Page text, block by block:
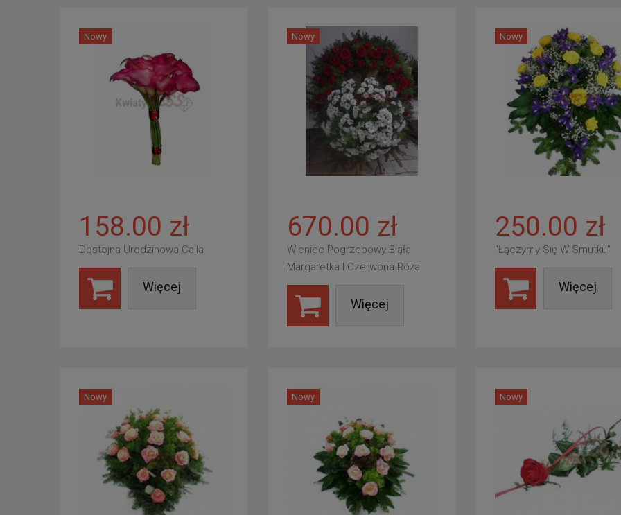
Nowy
158.00 zł
Dostojna Urodzinowa Calla
Więcej
Nowy
670.00 zł
Wieniec Pogrzebowy Biała
Margaretka I Czerwona Róża
Więcej
Nowy
250.00 zł
"Łączymy Się W Smutku"
Więcej
Nowy Nowy Nowy